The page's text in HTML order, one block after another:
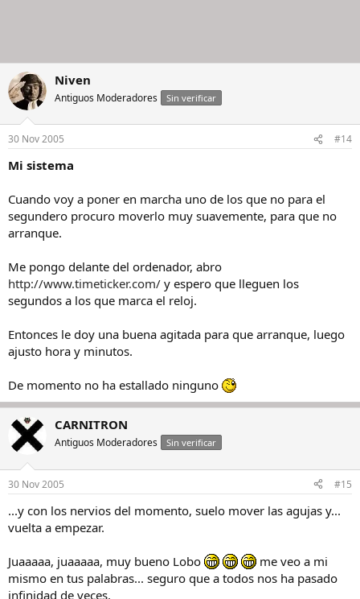
Niven
Antiguos Moderadores Sin verificar
30 Nov 2005 #14
Mi sistema
Cuando voy a poner en marcha uno de los que no para el
segundero procuro moverlo muy suavemente, para que no
arranque.
Me pongo delante del ordenador, abro
http://www.timeticker.com/ y espero que lleguen los
segundos a los que marca el reloj.
Entonces le doy una buena agitada para que arranque, luego
ajusto hora y minutos.
De momento no ha estallado ninguno
CARNITRON
Antiguos Moderadores Sin verificar
30 Nov 2005 #15
...y con los nervios del momento, suelo mover las agujas y...
vuelta a empezar.
Juaaaaa, juaaaaa, muy bueno Lobo
me veo a mi
mismo en tus palabras... seguro que a todos nos ha pasado
infinidad de veces.